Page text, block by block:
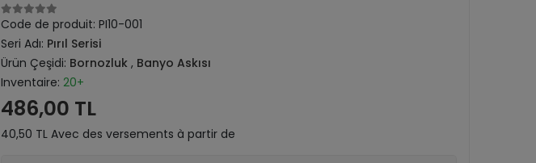
Code de produit: PI10-001
Seri Adı: Pırıl Serisi
Ürün Çeşidi: Bornozluk , Banyo Askısı
Inventaire: 20+
486,00 TL
40,50 TL Avec des versements à partir de